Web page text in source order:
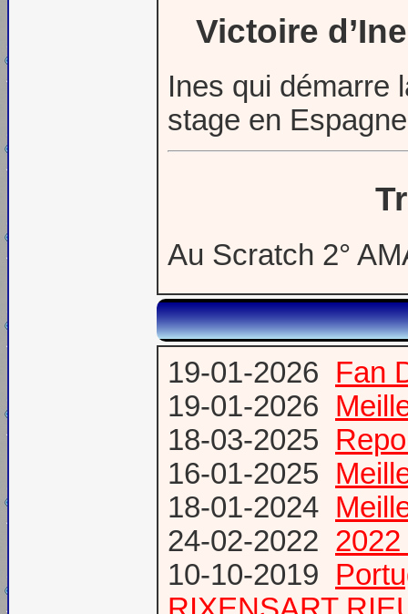
Victoire
Ines qui démarre
stage en
Au Scratch 2°
19-01-2026 Fan
19-01-2026
18-03-2025
16-01-2025
18-01-2024
24-02-2022
10-10-2019